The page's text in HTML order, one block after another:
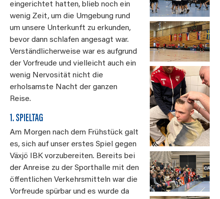
eingerichtet hatten, blieb noch ein
wenig Zeit, um die Umgebung rund
um unsere Unterkunft zu erkunden,
bevor dann schlafen angesagt war.
Verständlicherweise war es aufgrund
der Vorfreude und vielleicht auch ein
wenig Nervosität nicht die
erholsamste Nacht der ganzen
Reise.
1. SPIELTAG
Am Morgen nach dem Frühstück galt
es, sich auf unser erstes Spiel gegen
Växjö IBK vorzubereiten. Bereits bei
der Anreise zu der Sporthalle mit den
öffentlichen Verkehrsmitteln war die
Vorfreude spürbar und es wurde da